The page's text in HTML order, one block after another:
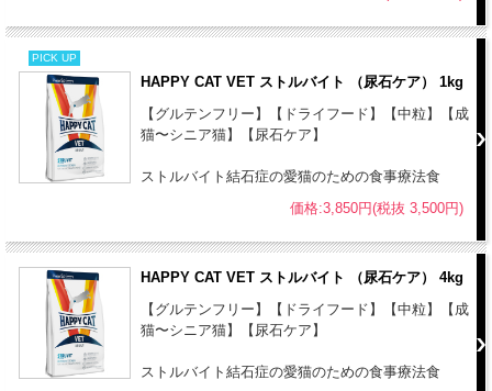
0.13%)、ビタミン類(ビタミンA、ビタミンD3、ビタミンE、ビタミン
B1、ビタミンB2、ビタミンB6、ビタミンB12、ビオチン、Dパントテ
ン酸カルシウム、ナイアシン、葉酸、コリン)、ミネラル類（鉄、銅、
亜鉛、マンガン、ヨウ素酸カルシウム、亜セレン酸ナトリウム）、そ
の他栄養素(L-カルニチン、タウリン)、アミノ酸(DL-メチオニン)、天
然由来トコフェロール(酸化防止剤として)(*乾燥)
粗繊維 - 8.0 %以下
粗灰分 - 7.0 %以下
粗炭水化物 - 28.0 %
水分 - 9 %以下
PICK UP
HAPPY CAT VET ストルバイト （尿石ケア） 1kg
【グルテンフリー】【ドライフード】【中粒】【成
猫〜シニア猫】【尿石ケア】
ストルバイト結石症の愛猫のための食事療法食
価格:3,850円(税抜 3,500円)
HAPPY CAT VET ストルバイト （尿石ケア） 4kg
【グルテンフリー】【ドライフード】【中粒】【成
猫〜シニア猫】【尿石ケア】
ストルバイト結石症の愛猫のための食事療法食